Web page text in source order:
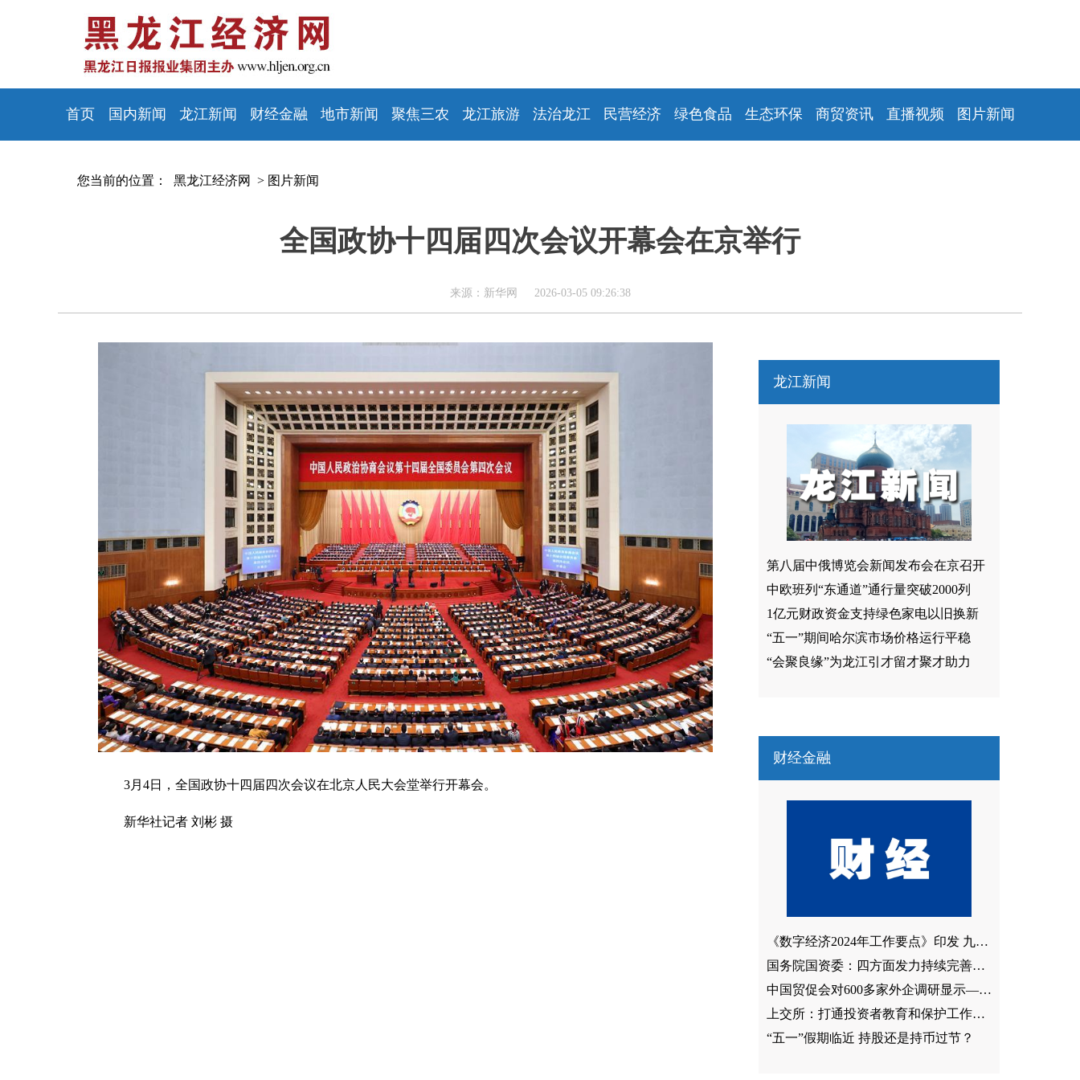
首页 国内新闻 龙江新闻 财经金融 地市新闻 聚焦三农 龙江旅游 法治龙江 民营经济 绿色食品 生态环保 商贸资讯 直播视频 图片新闻
您当前的位置： 黑龙江经济网 > 图片新闻
全国政协十四届四次会议开幕会在京举行
来源：新华网 2026-03-05 09:26:38
3月4日，全国政协十四届四次会议在北京人民大会堂举行开幕会。
新华社记者 刘彬 摄